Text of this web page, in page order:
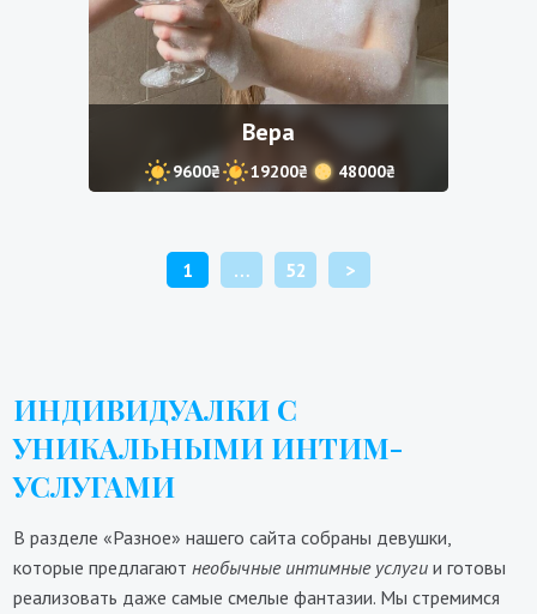
Вера
9600₴ 19200₴ 48000₴
ПАГИНАЦИЯ
1 … 52 >
ИНДИВИДУАЛКИ С
УНИКАЛЬНЫМИ ИНТИМ-
УСЛУГАМИ
В разделе «Разное» нашего сайта собраны девушки,
которые предлагаютнеобычные интимные услуги и готовы
реализовать даже самые смелые фантазии. Мы стремимся